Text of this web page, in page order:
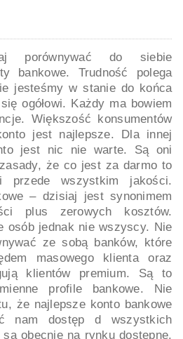
porównywać do siebie
bankowe. Trudność polega
jesteśmy w stanie do końca
ogółowi. Każdy ma bowiem
Większość konsumentów
jest najlepsze. Dla innej
jest nic nie warte. Są oni
że co jest za darmo to
przede wszystkim jakości.
– dzisiaj jest synonimem
plus zerowych kosztów.
osób jednak nie wszyscy. Nie
ze sobą banków, które
masowego klienta oraz
klientów premium. Są to
profile bankowe. Nie
że najlepsze konto bankowe
nam dostęp d wszystkich
obecnie na rynku dostępne.